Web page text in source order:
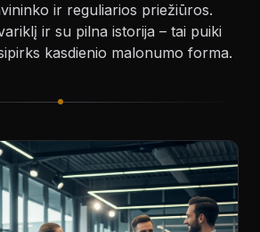
ir reguliarios priežiūros.
ir su pilna istorija – tai puiki
kasdienio malonumo forma.